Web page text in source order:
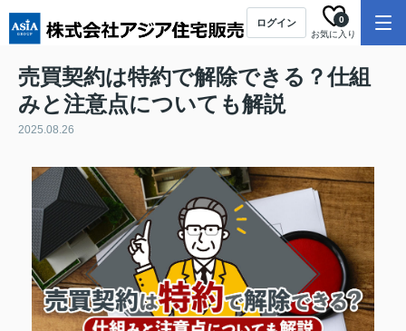
ログイン
お気に入り
0
売買契約は特約で解除できる？仕組
みと注意点についても解説
2025.08.26